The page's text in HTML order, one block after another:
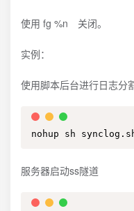
使用 fg %n 关闭。
实例：
使用脚本后台进行日志分
nohup sh
服务器启动ss隧道